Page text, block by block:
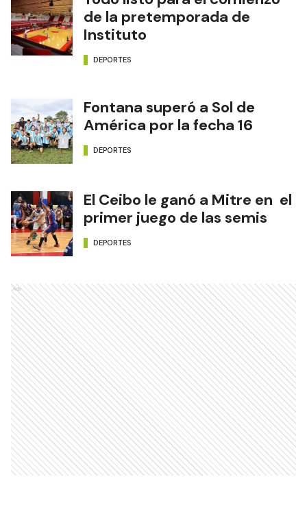
de la pretemporada de
Instituto
DEPORTES
Fontana superó a Sol de
América por la fecha 16
DEPORTES
El Ceibo le ganó a Mitre en el
primer juego de las semis
DEPORTES
Ads